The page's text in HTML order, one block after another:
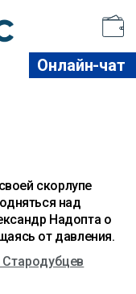
Онлайн-чат
скорлупе
над
Надопта о
от давления.